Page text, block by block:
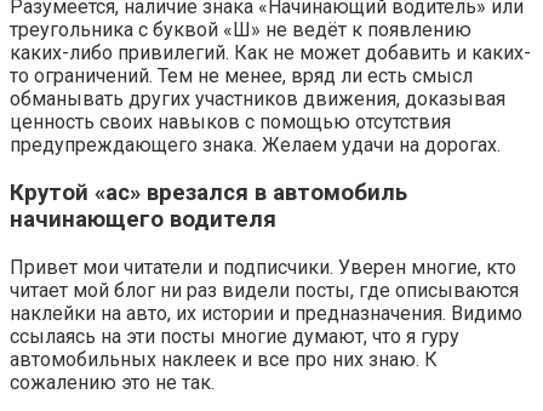
Разумеется, наличие знака «Начинающий водитель» или
треугольника с буквой «Ш» не ведёт к появлению
каких-либо привилегий. Как не может добавить и каких-
то ограничений. Тем не менее, вряд ли есть смысл
обманывать других участников движения, доказывая
ценность своих навыков с помощью отсутствия
предупреждающего знака. Желаем удачи на дорогах.
Крутой «ас» врезался в автомобиль
начинающего водителя
Привет мои читатели и подписчики. Уверен многие, кто
читает мой блог ни раз видели посты, где описываются
наклейки на авто, их истории и предназначения. Видимо
ссылаясь на эти посты многие думают, что я гуру
автомобильных наклеек и все про них знаю. К
сожалению это не так.